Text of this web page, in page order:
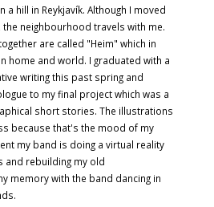
a hill in Reykjavík. Although I moved
the neighbourhood travels with me.
are called "Heim" which in
home and world. I graduated with a
writing this past spring and
to my final project which was a
short stories. The illustrations
because that's the mood of my
my band is doing a virtual reality
and rebuilding my old
memory with the band dancing in